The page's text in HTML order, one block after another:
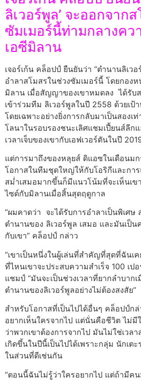
ลิเวอร์พูล’ จะออกจาก
ซัมเมอร์นี้ท่ามกลางคว
เอซีมิลาน
เจอร์เก้น คล็อปป์ ยืนยันว่า “ตำนานลิเว
อำลาสโมสรในช่วงซัมเมอร์นี้ โดยกองห
มิลาน เมื่อสัญญาของเขาหมดลง ได้รับ
เข้าร่วมทีม ลิเวอร์พูลในปี 2558 ด้วยเป้
โดยเฉพาะอย่างยิ่งการกลับมาเป็นสองเท่
โลนาในรอบรองชนะเลิศแชมเปี้ยนส์ลีก
เวลาเจ็บของเขากับเอฟเวอร์ตันในปี
แต่การมาถึงของหลุยส์ ดิแอซในเดือนม
โอกาสในทีมชุดใหญ่ให้กับโอริกีและกา
สม่ำเสมอมากขึ้นก็มีแนวโน้มที่จะเห็นเข
ไซด์กับมิลานเมื่อสิ้นสุดฤดูกาล
“ผมคาดว่า จะได้รับการอำลาเป็นพิเศษ
ตำนานของ ลิเวอร์พูล เสมอ และมันเป็
กับเขา” คล็อปป์ กล่าว
“เขาเป็นหนึ่งในผู้เล่นที่สำคัญที่สุดที่ฉันเค
ที่ไหนเขาจะประสบความสำเร็จ 100 เป
แชมป์ “มันจะเป็นช่วงเวลาที่ยากลำบากเ
ตำนานของลิเวอร์พูลอย่างไม่ต้องสงสัย”
สำหรับโอกาสที่เป็นไปได้อื่นๆ คล็อปป์กล่
อยากเห็นใครจากไป แต่นั่นคือชีวิต ไม่
ว่าพวกเขาต้องการจากไป มันไม่ใช่เวล
เกิดขึ้นในปีนี้เป็นไปได้เพราะกลุ่ม นักเตะ
ในส่วนที่ดีเช่นกัน
“ตอนนี้ฉันไม่รู้ว่าใครอยากไป แต่ถ้ามีค